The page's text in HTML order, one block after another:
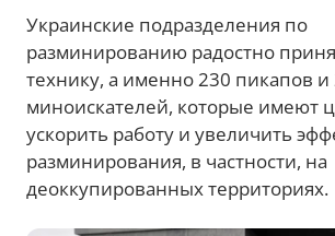
Украинские подразделения по
разминированию радостно
технику, а именно 230 пикапов и
миноискателей, которые имеют
ускорить работу и увеличить
разминирования, в частности, на
деоккупированных территориях.